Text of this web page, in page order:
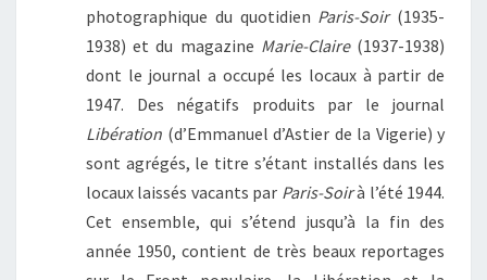
photographique du quotidien Paris-Soir (1935-
1938) et du magazine Marie-Claire (1937-1938)
dont le journal a occupé les locaux à partir de
1947. Des négatifs produits par le journal
Libération (d’Emmanuel d’Astier de la Vigerie) y
sont agrégés, le titre s’étant installés dans les
locaux laissés vacants par Paris-Soirà l’été 1944.
Cet ensemble, qui s’étend jusqu’à la fin des
année 1950, contient de très beaux reportages